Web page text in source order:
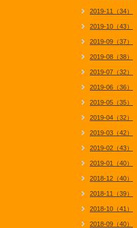
2019-11（34）
2019-10（43）
2019-09（37）
2019-08（38）
2019-07（32）
2019-06（36）
2019-05（35）
2019-04（32）
2019-03（42）
2019-02（43）
2019-01（40）
2018-12（40）
2018-11（39）
2018-10（41）
2018-09（40）